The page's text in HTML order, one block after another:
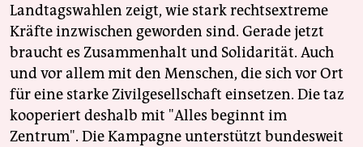
Landtagswahlen zeigt, wie stark rechtsextreme
Kräfte inzwischen geworden sind. Gerade jetzt
braucht es Zusammenhalt und Solidarität. Auch
und vor allem mit den Menschen, die sich vor Ort
für eine starke Zivilgesellschaft einsetzen. Die taz
kooperiert deshalb mit "Alles beginnt im
Zentrum". Die Kampagne unterstützt bundesweit